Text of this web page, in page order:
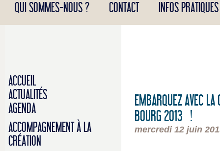
QUI SOMMES-NOUS ? CONTACT INFOS PRATIQUES
ACCUEIL
ACTUALITÉS
AGENDA
ACCOMPAGNEMENT À LA
CRÉATION
EMBARQUEZ AVEC
BOURG 2013 !
mercredi 12 juin